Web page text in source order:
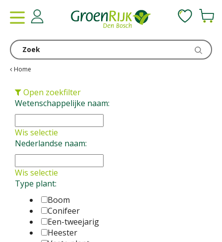
Home
Open zoekfilter
Wetenschappelijke naam:
Wis selectie
Nederlandse naam:
Wis selectie
Type plant:
Boom
Conifeer
Een-tweejarig
Heester